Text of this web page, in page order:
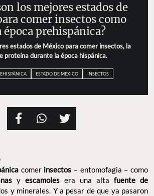
los mejores estados de
comer insectos como
época prehispánica?
estados de México para comer insectos, la
proteína durante la época hispánica.
ESTADO DE MEXICO INSECTOS
comer insectos – entomofagia – como
y escamoles era una alta fuente de
y minerales. Y a pesar de que ya pasaron